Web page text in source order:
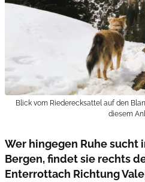
Blick vom Riederecksattel auf den
diesem
Wer hingegen Ruhe sucht
Bergen, findet sie rechts
Enterrottach Richtung